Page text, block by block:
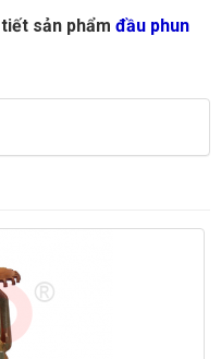
sản phẩm đầu phun